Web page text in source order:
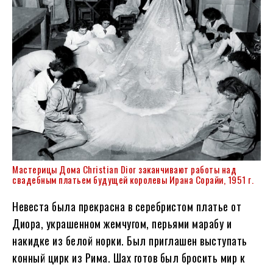
Мастерицы Дома Christian Dior заканчивают работы над
свадебным платьем будущей королевы Ирана Сорайи, 1951 г.
Невеста была прекрасна в серебристом платье от
Диора, украшенном жемчугом, перьями марабу и
накидке из белой норки. Был приглашен выступать
конный цирк из Рима. Шах готов был бросить мир к